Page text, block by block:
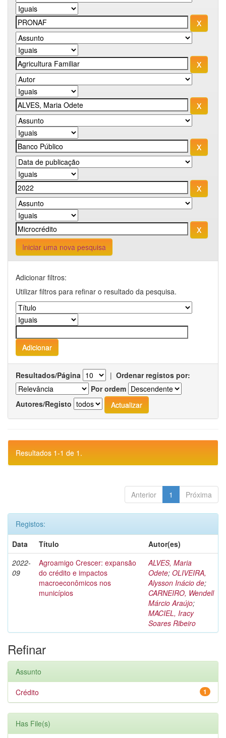
Iniciar uma nova pesquisa
Adicionar filtros:
Utilizar filtros para refinar o resultado da pesquisa.
Resultados/Página | Ordenar registos por:
Por ordem
Autores/Registo
Resultados 1-1 de 1.
Anterior 1 Próxima
Registos:
Data
Título
Autor(es)
2022-
09
Agroamigo Crescer: expansão
do crédito e impactos
macroeconômicos nos
municípios
ALVES, Maria
Odete; OLIVEIRA,
Alysson Inácio de;
CARNEIRO, Wendell
Márcio Araújo;
MACIEL, Iracy
Soares Ribeiro
Refinar
Assunto
1
Crédito
Has File(s)